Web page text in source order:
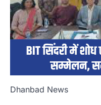
Dhanbad News